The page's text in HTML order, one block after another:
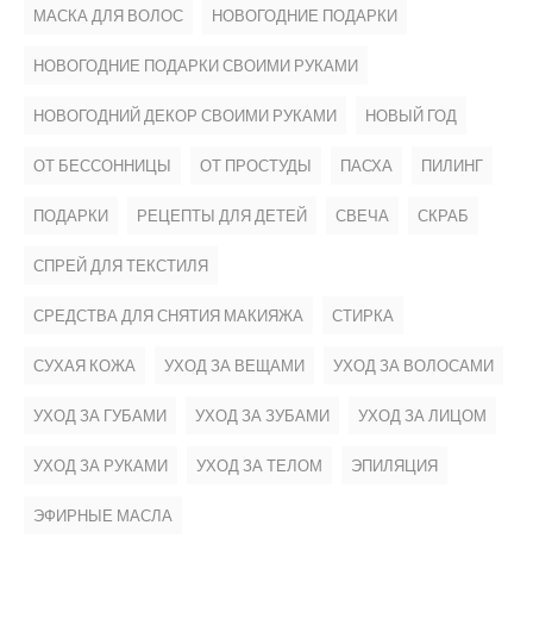
МАСКА ДЛЯ ВОЛОС НОВОГОДНИЕ ПОДАРКИ
НОВОГОДНИЕ ПОДАРКИ СВОИМИ РУКАМИ
НОВОГОДНИЙ ДЕКОР СВОИМИ РУКАМИ НОВЫЙ ГОД
ОТ БЕССОННИЦЫ ОТ ПРОСТУДЫ ПАСХА ПИЛИНГ
ПОДАРКИ РЕЦЕПТЫ ДЛЯ ДЕТЕЙ СВЕЧА СКРАБ
СПРЕЙ ДЛЯ ТЕКСТИЛЯ
СРЕДСТВА ДЛЯ СНЯТИЯ МАКИЯЖА СТИРКА
СУХАЯ КОЖА УХОД ЗА ВЕЩАМИ УХОД ЗА ВОЛОСАМИ
УХОД ЗА ГУБАМИ УХОД ЗА ЗУБАМИ УХОД ЗА ЛИЦОМ
УХОД ЗА РУКАМИ УХОД ЗА ТЕЛОМ ЭПИЛЯЦИЯ
ЭФИРНЫЕ МАСЛА